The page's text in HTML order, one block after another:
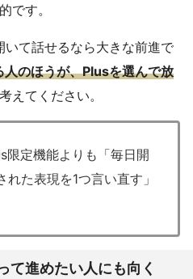
です。
いて話せるなら大きな前進で
のほうが、Plusを選んで放
えてください。
限定機能よりも「毎日開
た表現を1つ言い直す」
て進めたい人にも向く